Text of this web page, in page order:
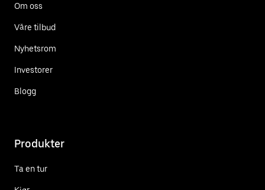
Om oss
Våre tilbud
Nyhetsrom
Investorer
Blogg
Produkter
Ta en tur